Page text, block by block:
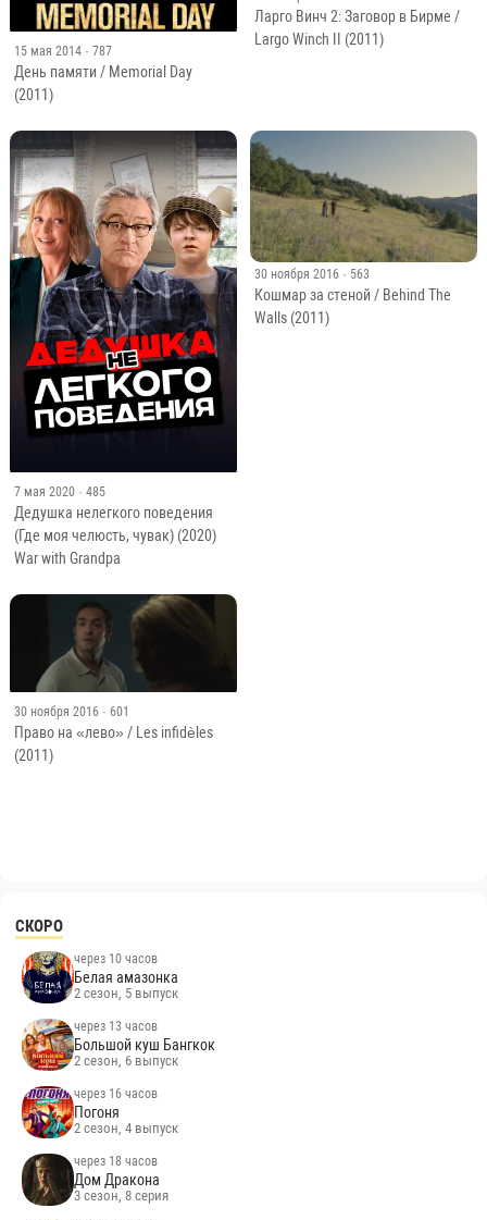
15 мая 2014 · 787
День памяти / Memorial Day
(2011)
Ларго Винч 2: Заговор в Бирме /
Largo Winch II (2011)
7 мая 2020 · 485
Дедушка нелегкого поведения
(Где моя челюсть, чувак) (2020)
War with Grandpa
30 ноября 2016 · 563
Кошмар за стеной / Behind The
Walls (2011)
30 ноября 2016 · 601
Право на «лево» / Les infidèles
(2011)
СКОРО
через 10 часов
Белая амазонка
2 сезон, 5 выпуск
через 13 часов
Большой куш Бангкок
2 сезон, 6 выпуск
через 16 часов
Погоня
2 сезон, 4 выпуск
через 18 часов
Дом Дракона
3 сезон, 8 серия